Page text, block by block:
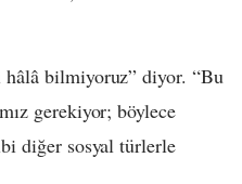
hâlâ bilmiyoruz” diyor. “Bu
gerekiyor; böylece
diğer sosyal türlerle